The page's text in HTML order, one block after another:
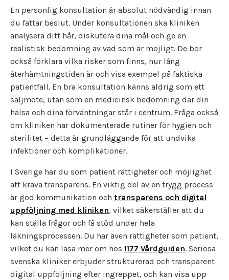
En personlig konsultation är absolut nödvändig innan
du fattar beslut. Under konsultationen ska kliniken
analysera ditt hår, diskutera dina mål och ge en
realistisk bedömning av vad som är möjligt. De bör
också förklara vilka risker som finns, hur lång
återhämtningstiden är och visa exempel på faktiska
patientfall. En bra konsultation känns aldrig som ett
säljmöte, utan som en medicinsk bedömning där din
hälsa och dina förväntningar står i centrum. Fråga också
om kliniken har dokumenterade rutiner för hygien och
sterilitet – detta är grundläggande för att undvika
infektioner och komplikationer.
I Sverige har du som patient rättigheter och möjlighet
att kräva transparens. En viktig del av en trygg process
är god kommunikation och transparens och digital
uppföljning med kliniken, vilket säkerställer att du
kan ställa frågor och få stöd under hela
läkningsprocessen. Du har även rättigheter som patient,
vilket du kan läsa mer om hos 1177 Vårdguiden. Seriösa
svenska kliniker erbjuder strukturerad och transparent
digital uppföljning efter ingreppet, och kan visa upp